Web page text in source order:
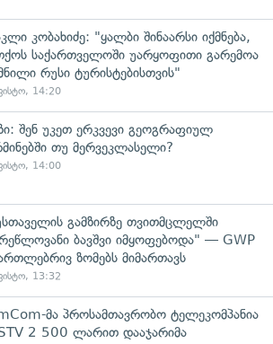
კობახიძე: "ყალბი შინაარსი იქმნება,
საქართველოში უარყოფითი გარემოა
რუსი ტურისტებისთვის"
14:20
შენ უკეთ ერკვევი გეოგრაფიულ
თუ მერვეკლასელი?
14:00
გამზირზე თვითმცლელში
ბავშვი იმყოფებოდა" — GWP
ზომებს მიმართავს
13:32
მა პროსამთავრობო ტელეკომპანია
2 500 ლარით დააჯარიმა